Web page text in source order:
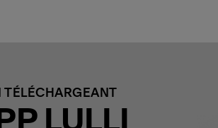
TÉLÉCHARGEANT